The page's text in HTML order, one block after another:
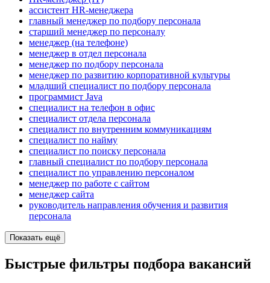
ассистент HR-менеджера
главный менеджер по подбору персонала
старший менеджер по персоналу
менеджер (на телефоне)
менеджер в отдел персонала
менеджер по подбору персонала
менеджер по развитию корпоративной культуры
младший специалист по подбору персонала
программист Java
специалист на телефон в офис
специалист отдела персонала
специалист по внутренним коммуникациям
специалист по найму
специалист по поиску персонала
главный специалист по подбору персонала
специалист по управлению персоналом
менеджер по работе с сайтом
менеджер сайта
руководитель направления обучения и развития
персонала
Показать ещё
Быстрые фильтры подбора вакансий